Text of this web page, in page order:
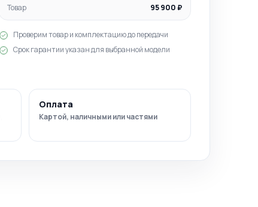
Товар
95 900 ₽
Проверим товар и комплектацию до передачи
Срок гарантии указан для выбранной модели
Оплата
Картой, наличными или частями